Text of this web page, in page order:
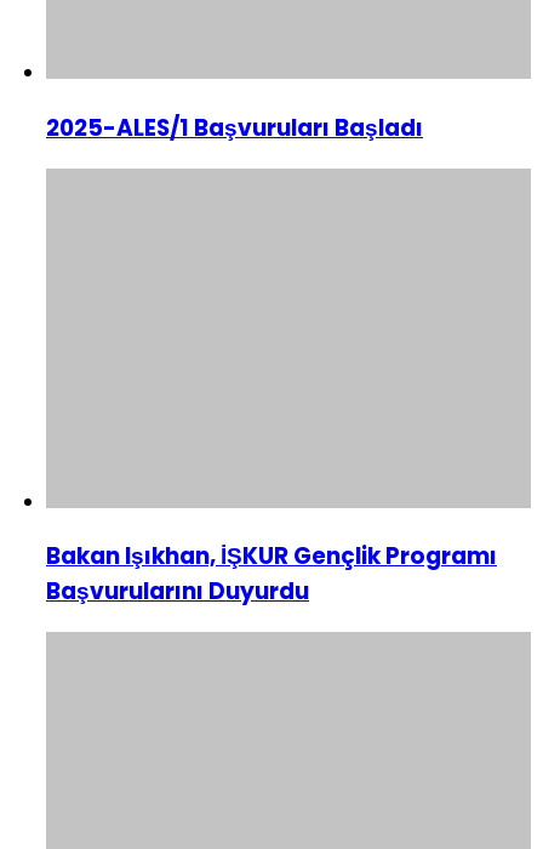
2025-ALES/1 Başvuruları Başladı
Bakan Işıkhan, İŞKUR Gençlik Programı
Başvurularını Duyurdu